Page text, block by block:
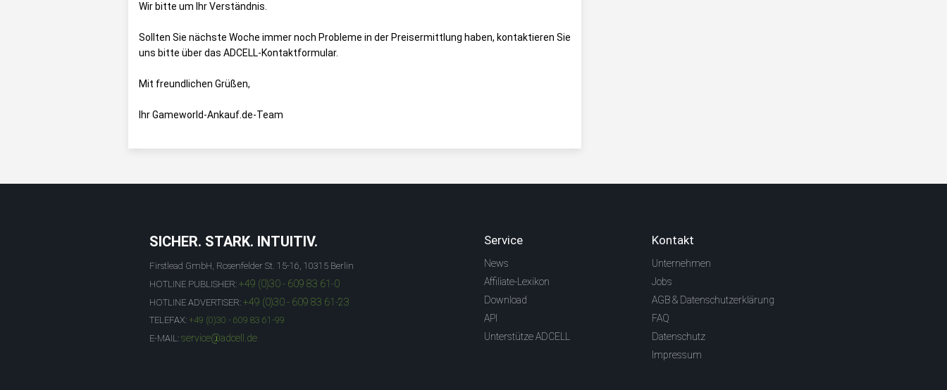
Wir bitte um Ihr Verständnis.
Sollten Sie nächste Woche immer noch Probleme in der Preisermittlung haben, kontaktieren Sie
uns bitte über das ADCELL-Kontaktformular.
Mit freundlichen Grüßen,
Ihr Gameworld-Ankauf.de-Team
SICHER. STARK. INTUITIV.
Firstlead GmbH, Rosenfelder St. 15-16, 10315 Berlin
HOTLINE PUBLISHER: +49 (0)30 - 609 83 61-0
HOTLINE ADVERTISER: +49 (0)30 - 609 83 61-23
TELEFAX: +49 (0)30 - 609 83 61-99
E-MAIL: service@adcell.de
Service
News
Affiliate-Lexikon
Download
API
Unterstütze ADCELL
Kontakt
Unternehmen
Jobs
AGB & Datenschutzerklärung
FAQ
Datenschutz
Impressum